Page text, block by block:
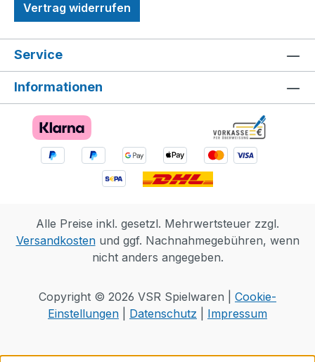
Vertrag widerrufen
Service
Informationen
Alle Preise inkl. gesetzl. Mehrwertsteuer zzgl.
Versandkostenund ggf. Nachnahmegebühren, wenn
nicht anders angegeben.
Copyright © 2026 VSR Spielwaren | Cookie-
Einstellungen
Datenschutz Impressum